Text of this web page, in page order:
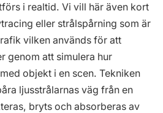
i realtid. Vi vill här även kort
eller strålspårning som är
vilken används för att
genom att simulera hur
objekt i en scen. Tekniken
ljusstrålarnas väg från en
bryts och absorberas av